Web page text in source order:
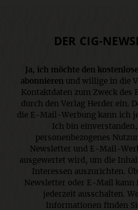
DER CIG-
Ja, ich möchte den
abonnieren und willige in die
Kontaktdaten zum Zweck
durch den Verlag Herder ein.
die E-Mail-Werbung kann ich
Ich bin
personenbezogenes
Newsletter und E-Mail-
ausgewertet wird, um die
Interessen auszurichten.
Newsletter oder E-Mail kann
jederzeit ausschalten.
Informationen finden